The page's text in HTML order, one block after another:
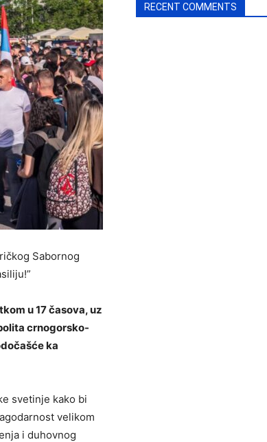
Sabornog
u 17 časova, uz
crnogorsko-
ka
svetinje kako bi
velikom
i duhovnog
RECENT COMMENTS